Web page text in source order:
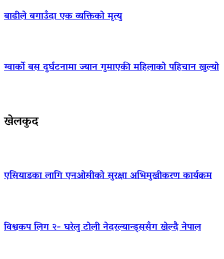
बाढीले बगाउँदा एक व्यक्तिको मृत्यु
ग्वार्को बस दुर्घटनामा ज्यान गुमाएकी महिलाको पहिचान खुल्यो
खेलकुद
एसियाडका लागि एनओसीको सुरक्षा अभिमुखीकरण कार्यक्रम
विश्वकप लिग २- घरेलु टोली नेदरल्यान्ड्ससँग खेल्दै नेपाल